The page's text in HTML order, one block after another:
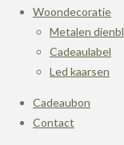
Woondecoratie
Metalen
Cadeaulabel
Led kaarsen
Cadeaubon
Contact